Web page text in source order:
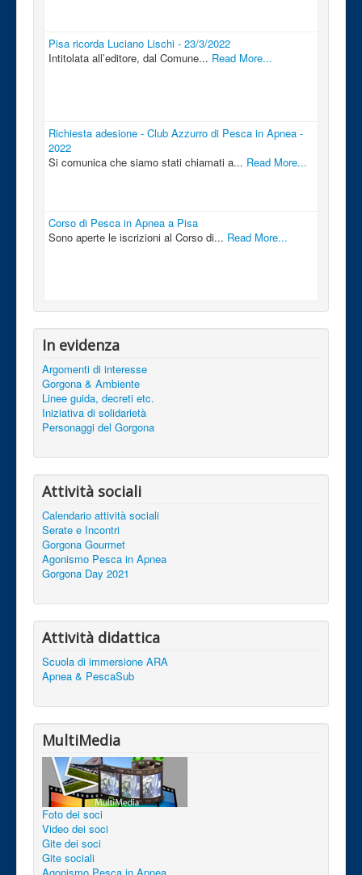
Pisa ricorda Luciano Lischi - 23/3/2022
Intitolata all’editore, dal Comune... Read More...
Richiesta adesione - Club Azzurro di Pesca in Apnea -
2022
Si comunica che siamo stati chiamati a... Read More...
Corso di Pesca in Apnea a Pisa
Sono aperte le iscrizioni al Corso di... Read More...
In evidenza
Argomenti di interesse
Gorgona & Ambiente
Linee guida, decreti etc.
Iniziativa di solidarietà
Personaggi del Gorgona
Attività sociali
Calendario attività sociali
Serate e Incontri
Gorgona Gourmet
Agonismo Pesca in Apnea
Gorgona Day 2021
Attività didattica
Scuola di immersione ARA
Apnea & PescaSub
MultiMedia
Foto dei soci
Video dei soci
Gite dei soci
Gite sociali